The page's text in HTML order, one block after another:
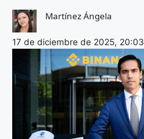
Martínez Ángela
17 de diciembre de 2025, 20:03